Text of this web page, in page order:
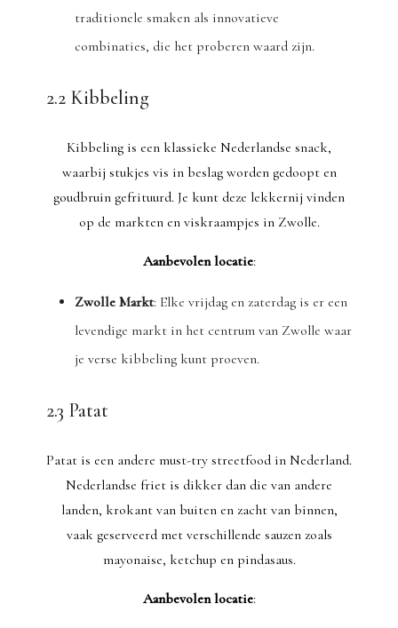
traditionele smaken als innovatieve
combinaties, die het proberen waard zijn.
2.2 Kibbeling
Kibbeling is een klassieke Nederlandse snack,
waarbij stukjes vis in beslag worden gedoopt en
goudbruin gefrituurd. Je kunt deze lekkernij vinden
op de markten en viskraampjes in Zwolle.
Aanbevolen locatie:
Zwolle Markt: Elke vrijdag en zaterdag is er een
levendige markt in het centrum van Zwolle waar
je verse kibbeling kunt proeven.
2.3 Patat
Patat is een andere must-try streetfood in Nederland.
Nederlandse friet is dikker dan die van andere
landen, krokant van buiten en zacht van binnen,
vaak geserveerd met verschillende sauzen zoals
mayonaise, ketchup en pindasaus.
Aanbevolen locatie: